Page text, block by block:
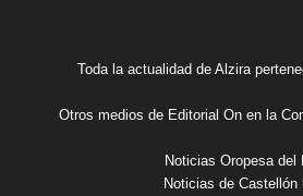
Toda la actualidad de Alzira
Otros medios de Editorial On en la
Noticias Oropesa del
Noticias de Castellón